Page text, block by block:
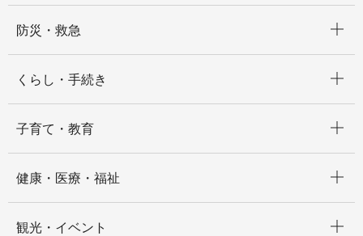
防災・救急
くらし・手続き
子育て・教育
健康・医療・福祉
観光・イベント